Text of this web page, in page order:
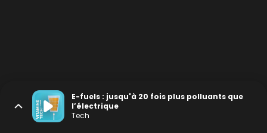
E-fuels : jusqu'à 20 fois plus polluants que
l’électrique
Tech